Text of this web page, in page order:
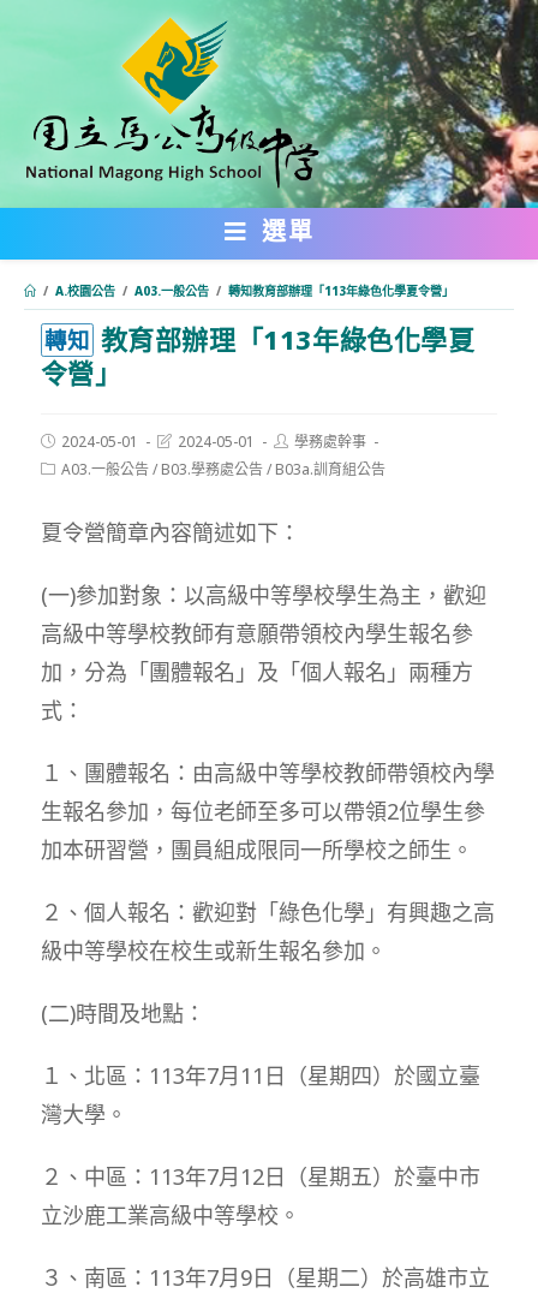
內
選單
/ A.校園公告 / A03.一般公告 / 轉知教育部辦理「113年綠色化學夏令營」
轉知 教育部辦理「113年綠色化學夏
令營」
Post
published:
2024-05-01
Post
modified:
2024-05-01
Post
author:
學務處幹事
PostA03.一般公告/ B03.學務處公告/ B03a.訓育組公告
夏令營簡章內容簡述如下：
(一)參加對象：以高級中等學校學生為主，歡迎
高級中等學校教師有意願帶領校內學生報名參
加，分為「團體報名」及「個人報名」兩種方
式：
１、團體報名：由高級中等學校教師帶領校內學
生報名參加，每位老師至多可以帶領2位學生參
加本研習營，團員組成限同一所學校之師生。
２、個人報名：歡迎對「綠色化學」有興趣之高
級中等學校在校生或新生報名參加。
(二)時間及地點：
１、北區：113年7月11日（星期四）於國立臺
灣大學。
２、中區：113年7月12日（星期五）於臺中市
立沙鹿工業高級中等學校。
３、南區：113年7月9日（星期二）於高雄市立